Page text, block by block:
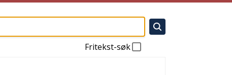
Fritekst-søk